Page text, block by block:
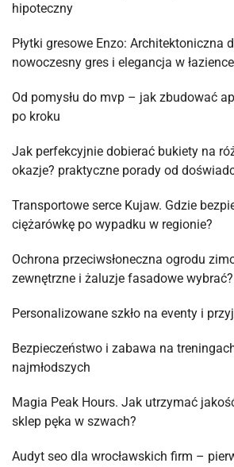
hipoteczny
Płytki gresowe Enzo: Architektoniczna
nowoczesny gres i elegancja w
Od pomysłu do mvp – jak zbudować
po kroku
Jak perfekcyjnie dobierać bukiety na
okazje? praktyczne porady od
Transportowe serce Kujaw. Gdzie
ciężarówkę po wypadku w regionie?
Ochrona przeciwsłoneczna ogrodu
zewnętrzne i żaluzje fasadowe wybrać?
Personalizowane szkło na eventy i
Bezpieczeństwo i zabawa na
najmłodszych
Magia Peak Hours. Jak utrzymać
sklep pęka w szwach?
Audyt seo dla wrocławskich firm –